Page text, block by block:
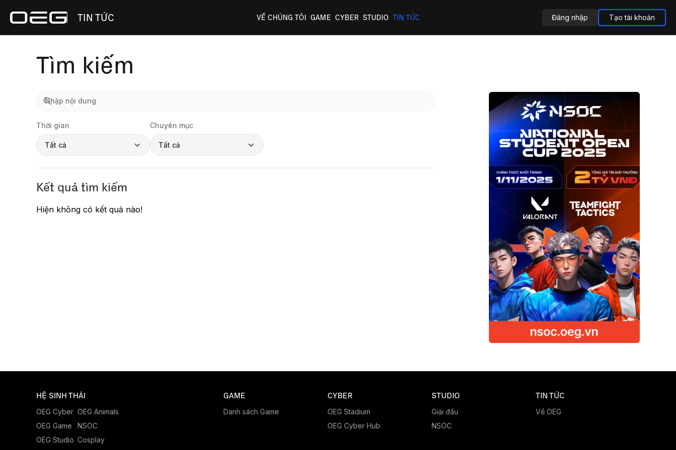
TIN TỨC VỀ CHÚNG TÔI GAME CYBER STUDIO TIN TỨC Đăng nhập Tạo tài khoản
Tìm kiếm
Thời gian
Tất cả
Chuyên mục
Tất cả
Kết quả tìm kiếm
Hiện không có kết quả nào!
HỆ SINH THÁI
OEG Cyber
OEG Game
OEG Studio
OEG Animals
NSOC
Cosplay
GAME
Danh sách Game
CYBER
OEG Stadium
OEG Cyber Hub
STUDIO
Giải đấu
NSOC
TIN TỨC
Về OEG